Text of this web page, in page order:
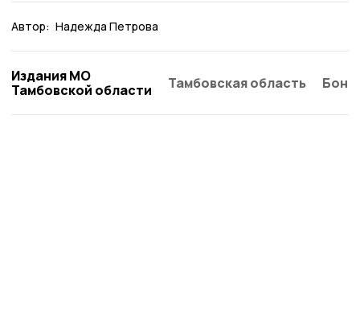
Автор: Надежда Петрова
Издания МО
Тамбовской области
Тамбовская область